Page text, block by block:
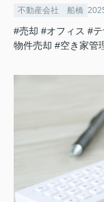
不動産会社 船橋
#売却 #オフィス #テ
物件売却 #空き家管